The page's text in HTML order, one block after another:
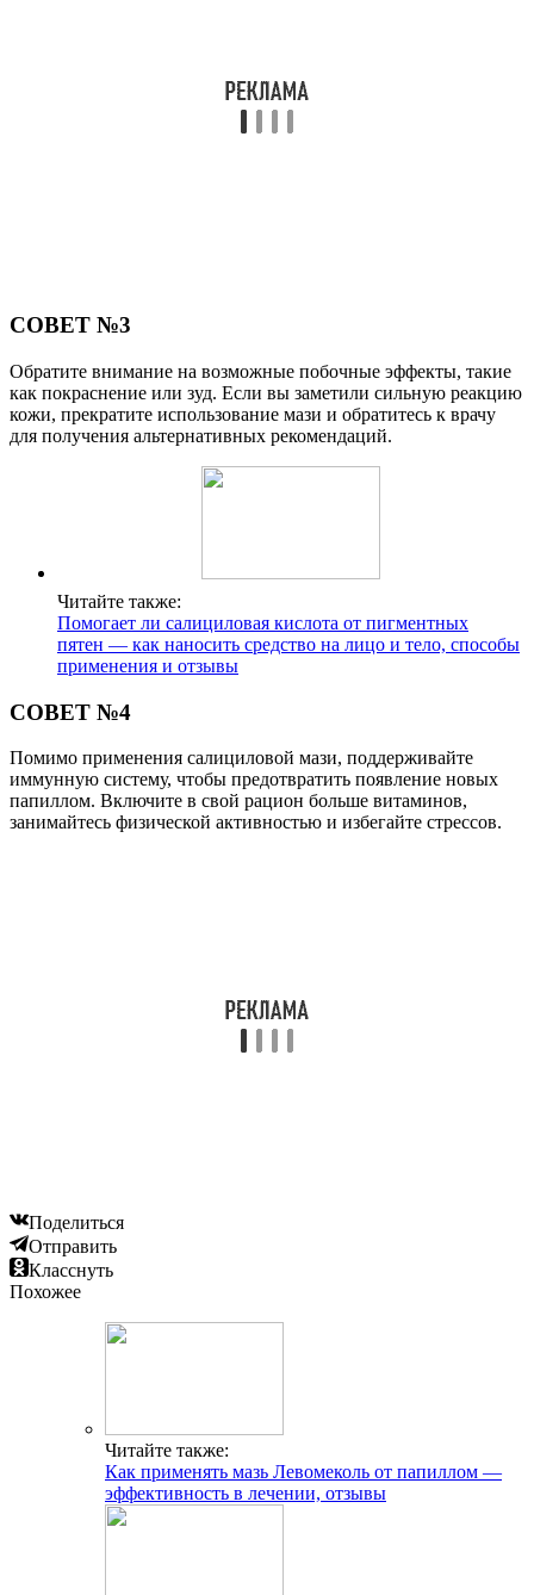
СОВЕТ №3
Обратите внимание на возможные побочные эффекты, такие
как покраснение или зуд. Если вы заметили сильную реакцию
кожи, прекратите использование мази и обратитесь к врачу
для получения альтернативных рекомендаций.
Читайте также:
Помогает ли салициловая кислота от пигментных
пятен — как наносить средство на лицо и тело, способы
применения и отзывы
СОВЕТ №4
Помимо применения салициловой мази, поддерживайте
иммунную систему, чтобы предотвратить появление новых
папиллом. Включите в свой рацион больше витаминов,
занимайтесь физической активностью и избегайте стрессов.
Поделиться
Отправить
Класснуть
Похожее
Читайте также:
Как применять мазь Левомеколь от папиллом —
эффективность в лечении, отзывы